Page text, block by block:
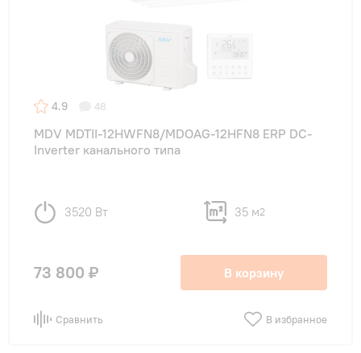
4.9 48
MDV MDTII-12HWFN8/MDOAG-12HFN8 ERP DC-
Inverter канального типа
3520 Вт 35 м2
73 800 ₽ В корзину
Сравнить В избранное